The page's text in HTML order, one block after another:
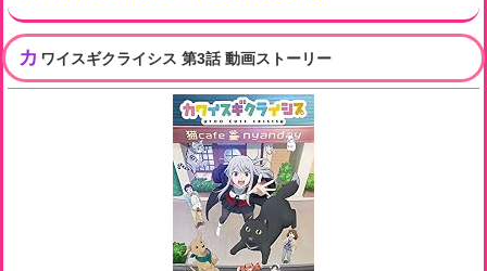
カ ワイスギクライシス 第3話 動画ストーリー